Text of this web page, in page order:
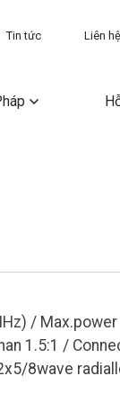
Tin tức Liên hệ
/
1.5:1 /
8wave